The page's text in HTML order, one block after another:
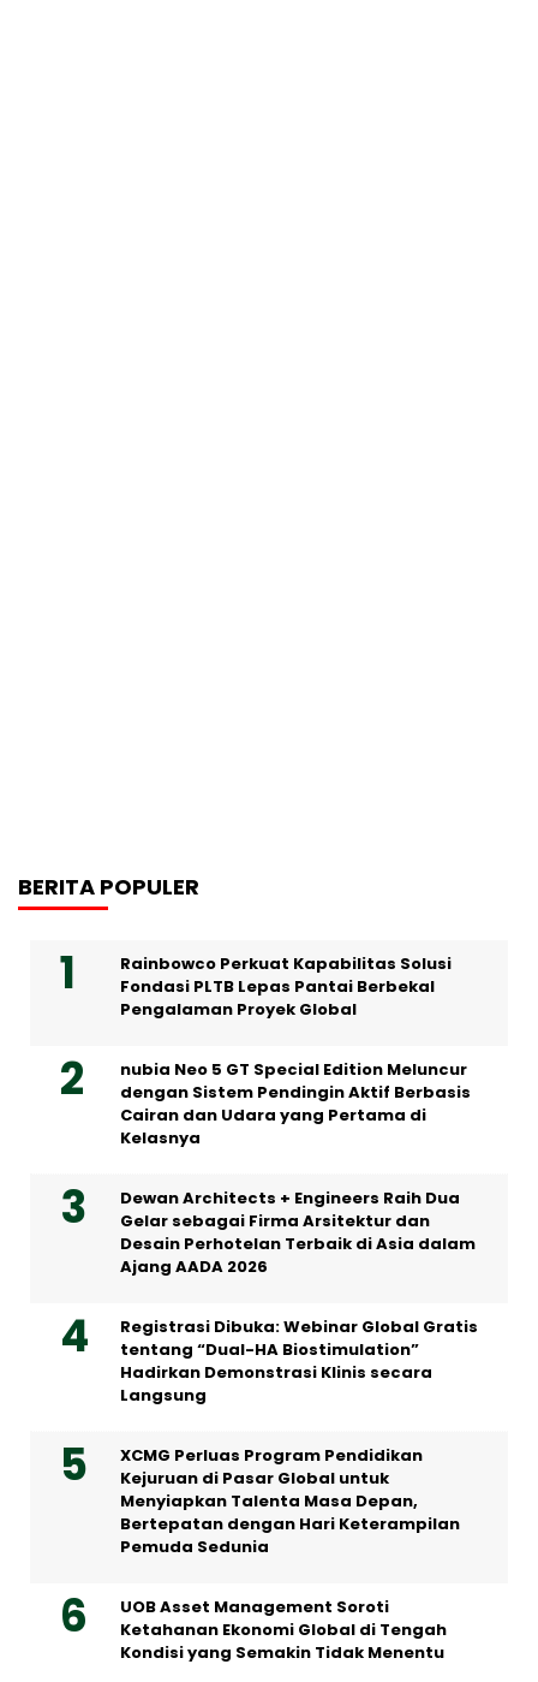
BERITA POPULER
Rainbowco Perkuat Kapabilitas Solusi
Fondasi PLTB Lepas Pantai Berbekal
Pengalaman Proyek Global
nubia Neo 5 GT Special Edition Meluncur
dengan Sistem Pendingin Aktif Berbasis
Cairan dan Udara yang Pertama di
Kelasnya
Dewan Architects + Engineers Raih Dua
Gelar sebagai Firma Arsitektur dan
Desain Perhotelan Terbaik di Asia dalam
Ajang AADA 2026
Registrasi Dibuka: Webinar Global Gratis
tentang “Dual-HA Biostimulation”
Hadirkan Demonstrasi Klinis secara
Langsung
XCMG Perluas Program Pendidikan
Kejuruan di Pasar Global untuk
Menyiapkan Talenta Masa Depan,
Bertepatan dengan Hari Keterampilan
Pemuda Sedunia
UOB Asset Management Soroti
Ketahanan Ekonomi Global di Tengah
Kondisi yang Semakin Tidak Menentu